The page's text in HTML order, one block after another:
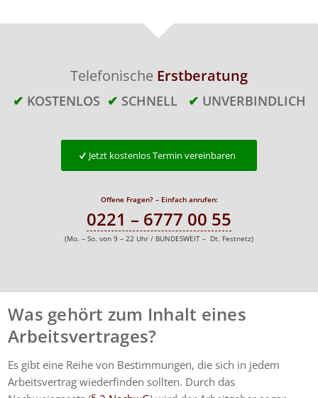
Telefonische Erstberatung
✔ KOSTENLOS ✔ SCHNELL ✔ UNVERBINDLICH
Jetzt kostenlos Termin vereinbaren
Offene Fragen? – Einfach anrufen:
0221 – 6777 00 55
(Mo. – So. von 9 – 22 Uhr / BUNDESWEIT – Dt. Festnetz)
Was gehört zum Inhalt eines
Arbeitsvertrages?
Es gibt eine Reihe von Bestimmungen, die sich in jedem
Arbeitsvertrag wiederfinden sollten. Durch das